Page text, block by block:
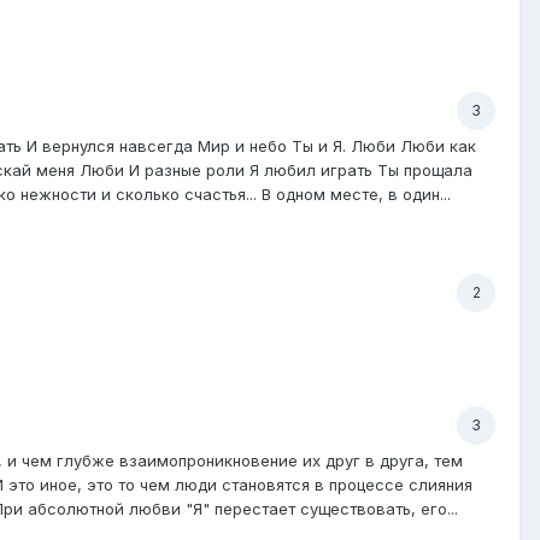
3
И вернулся навсегда Мир и небо Ты и Я. Люби Люби как
меня Люби И разные роли Я любил играть Ты прощала
и сколько счастья... В одном месте, в один...
2
3
чем глубже взаимопроникновение их друг в друга, тем
иное, это то чем люди становятся в процессе слияния
абсолютной любви "Я" перестает существовать, его...